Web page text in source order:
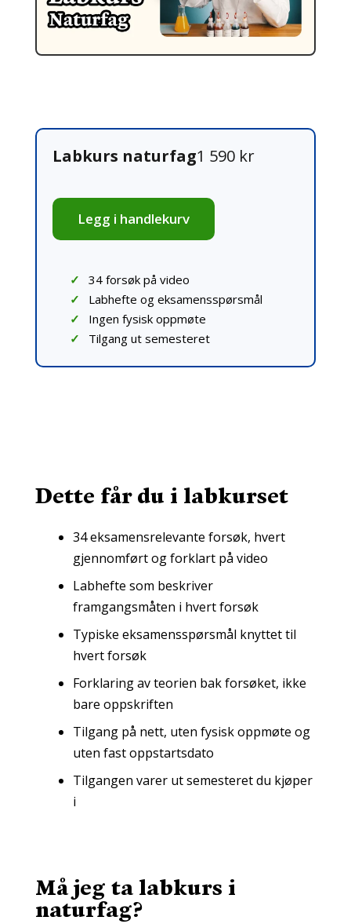
Labkurs naturfag1 590 kr
Legg i handlekurv
34 forsøk på video
Labhefte og eksamensspørsmål
Ingen fysisk oppmøte
Tilgang ut semesteret
Dette får du i labkurset
34 eksamensrelevante forsøk, hvert
gjennomført og forklart på video
Labhefte som beskriver
framgangsmåten i hvert forsøk
Typiske eksamensspørsmål knyttet til
hvert forsøk
Forklaring av teorien bak forsøket, ikke
bare oppskriften
Tilgang på nett, uten fysisk oppmøte og
uten fast oppstartsdato
Tilgangen varer ut semesteret du kjøper
i
Må jeg ta labkurs i
naturfag?